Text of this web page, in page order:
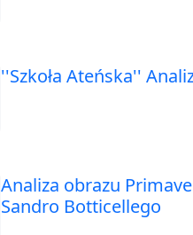
''Szkoła Ateńska''
Analiza obrazu
Sandro Botticellego